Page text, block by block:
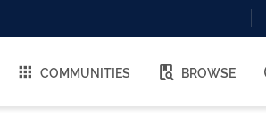
COMMUNITIES BROWSE